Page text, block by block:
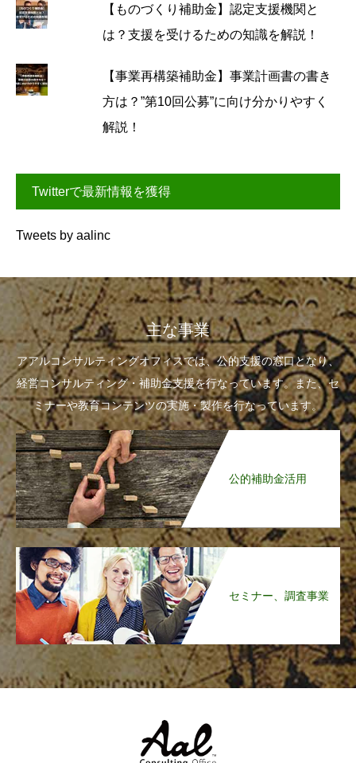
【ものづくり補助金】認定支援機関と
は？支援を受けるための知識を解説！
【事業再構築補助金】事業計画書の書き
方は？”第10回公募”に向け分かりやすく
解説！
Twitterで最新情報を獲得
Tweets by aalinc
主な事業
アアルコンサルティングオフィスでは、公的支援の窓口となり、
経営コンサルティング・補助金支援を行なっています。また、セ
ミナーや教育コンテンツの実施・製作を行なっています。
公的補助金活用
セミナー、調査事業